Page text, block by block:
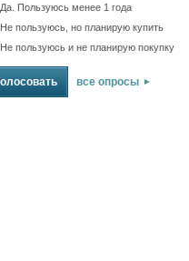
Да. Пользуюсь менее 1 года
Не пользуюсь, но планирую купить
Не пользуюсь и не планирую покупку
все опросы